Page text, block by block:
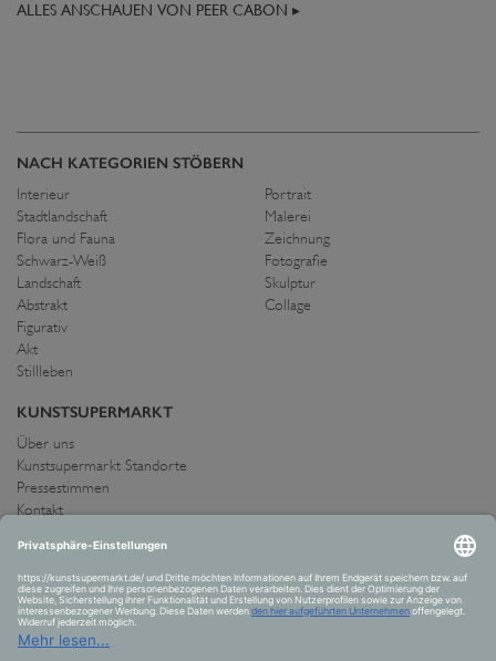
ALLES ANSCHAUEN VON PEER CABON ▸
NACH KATEGORIEN STÖBERN
Interieur
Stadtlandschaft
Flora und Fauna
Schwarz-Weiß
Landschaft
Abstrakt
Figurativ
Akt
Stillleben
Portrait
Malerei
Zeichnung
Fotografie
Skulptur
Collage
KUNSTSUPERMARKT
Über uns
Kunstsupermarkt Standorte
Pressestimmen
Kontakt
IMPRESSUM UND AGB
Allgemeine Geschäftsbedingungen
Widerrufsrecht
Datenschutzerklärung
Allgemeine Geschäftsbedingungen